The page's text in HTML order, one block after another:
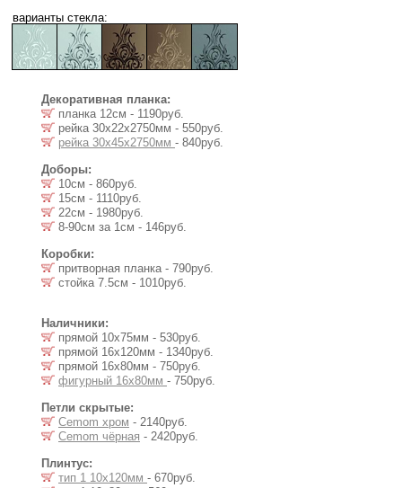
варианты стекла:
Декоративная планка:
планка 12см - 1190руб.
рейка 30х22x2750мм - 550руб.
рейка 30х45x2750мм - 840руб.
Доборы:
10см - 860руб.
15см - 1110руб.
22см - 1980руб.
8-90см за 1см - 146руб.
Коробки:
притворная планка - 790руб.
стойка 7.5cм - 1010руб.
Наличники:
прямой 10х75мм - 530руб.
прямой 16х120мм - 1340руб.
прямой 16х80мм - 750руб.
фигурный 16х80мм - 750руб.
Петли скрытые:
Cemom хром - 2140руб.
Cemom чёрная - 2420руб.
Плинтус:
тип 1 10х120мм - 670руб.